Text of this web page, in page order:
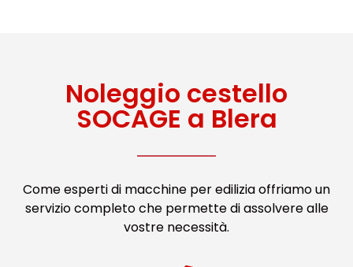
Noleggio cestello
SOCAGE a Blera
Come esperti di macchine per edilizia offriamo un
servizio completo che permette di assolvere alle
vostre necessità.